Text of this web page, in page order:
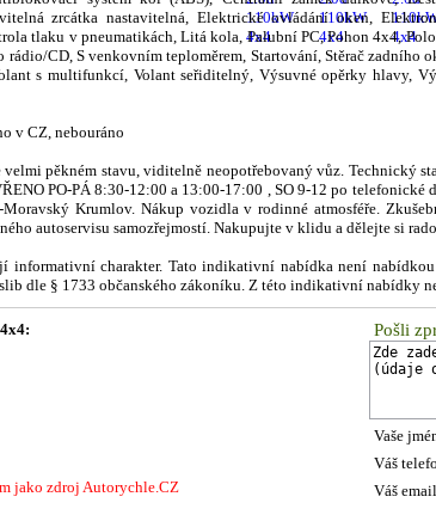
zrcátka nastavitelná, Elektrické ovládání oken,
tlaku v pneumatikách, Litá kola, Palubní PC, Pohon 4x4,
CD, S venkovním teploměrem, Startování, Stěrač zadního
s multifunkcí, Volant seřiditelný, Výsuvné opěrky hlavy,
v CZ, nebouráno
velmi pěkném stavu, viditelně neopotřebovaný vůz. Technický
PO-PÁ 8:30-12:00 a 13:00-17:00 , SO 9-12 po telefonické
Krumlov. Nákup vozidla v rodinné atmosféře.
autoservisu samozřejmostí. Nakupujte v klidu a dělejte si
informativní charakter. Tato indikativní nabídka není
dle § 1733 občanského zákoníku. Z této indikativní nabídky
jako zdroj Autorychle.CZ
Pošli
Vaše
Váš
Váš